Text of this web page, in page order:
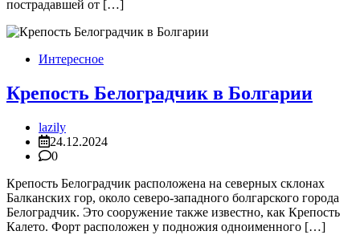
пострадавшей от […]
Интересное
Крепость Белоградчик в Болгарии
lazily
24.12.2024
0
Крепость Белоградчик расположена на северных склонах
Балканских гор, около северо-западного болгарского города
Белоградчик. Это сооружение также известно, как Крепость
Калето. Форт расположен у подножия одноименного […]